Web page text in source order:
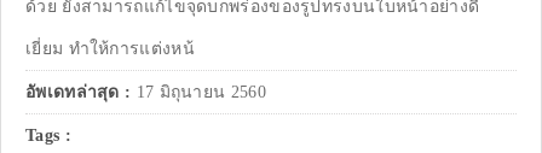
ด้วย ยังสามารถแก้ไขจุดบกพร่องของรูปทรงบนใบหน้าอย่างดี
เยี่ยม ทำให้การแต่งหน้
อัพเดทล่าสุด : 17 มิถุนายน 2560
Tags :